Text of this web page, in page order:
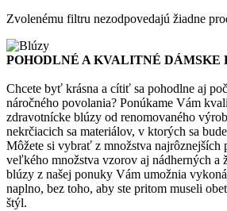
Zvolenému filtru nezodpovedajú žiadne
POHODLNÉ A KVALITNÉ DÁMSKE
Chcete byť krásna a cítiť sa pohodlne aj
náročného povolania? Ponúkame Vám
zdravotnícke blúzy od renomovaného
nekrčiacich sa materiálov, v ktorých sa
Môžete si vybrať z množstva najrôznejších
veľkého množstva vzorov aj nádherných a
blúzy z našej ponuky Vám umožnia
naplno, bez toho, aby ste pritom museli
štýl.